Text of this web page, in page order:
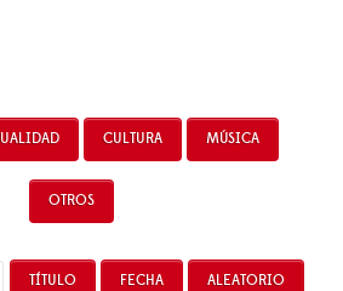
CULTURA MÚSICA
OTROS
TÍTULO FECHA ALEATORIO